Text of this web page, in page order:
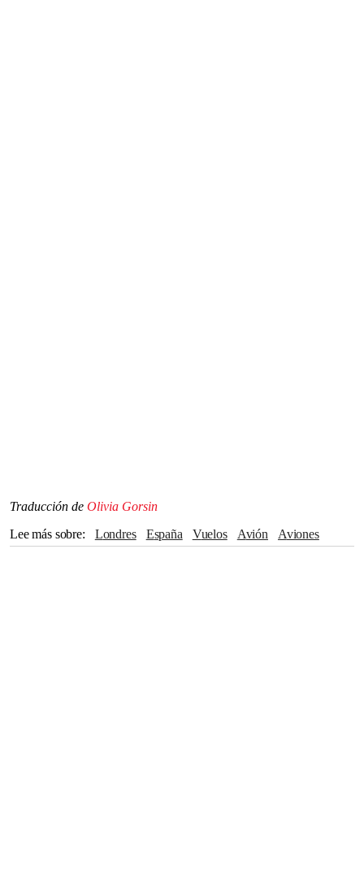
Traducción de Olivia Gorsin
Lee más sobre
Londres España vuelos Avión
aviones